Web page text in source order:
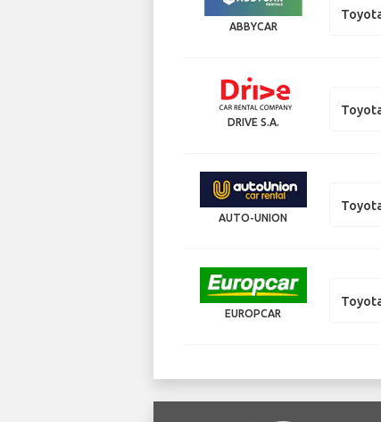
ABBYCAR
DRIVE S.A.
AUTO-UNION
EUROPCAR